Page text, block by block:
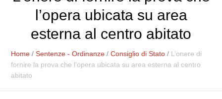
l’opera ubicata su area
esterna al centro abitato
Home /Sentenze - Ordinanze /Consiglio di Stato / L’onere di
fornire la prova che l’opera ubicata su area esterna al centro
abitato